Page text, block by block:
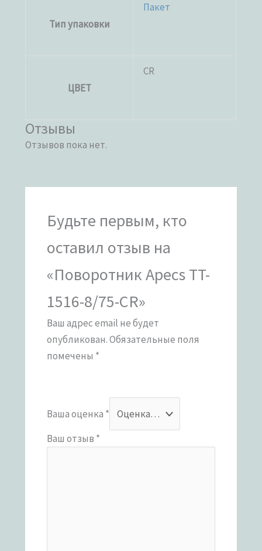
Тип упаковки
Пакет
ЦВЕТ
CR
Отзывы
Отзывов пока нет.
Будьте первым, кто
оставил отзыв на
«Поворотник Apecs TT-
1516-8/75-CR»
Ваш адрес email не будет
опубликован.Обязательные поля
помечены *
Ваша оценка *
Ваш отзыв *